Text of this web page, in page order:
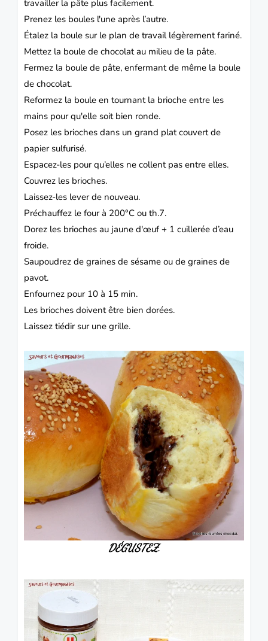
travailler la pâte plus facilement.
Prenez les boules l'une après l’autre.
Étalez la boule sur le plan de travail légèrement fariné.
Mettez la boule de chocolat au milieu de la pâte.
Fermez la boule de pâte, enfermant de même la boule
de chocolat.
Reformez la boule en tournant la brioche entre les
mains pour qu'elle soit bien ronde.
Posez les brioches dans un grand plat couvert de
papier sulfurisé.
Espacez-les pour qu’elles ne collent pas entre elles.
Couvrez les brioches.
Laissez-les lever de nouveau.
Préchauffez le four à 200°C ou th.7.
Dorez les brioches au jaune d'œuf + 1 cuillerée d’eau
froide.
Saupoudrez de graines de sésame ou de graines de
pavot.
Enfournez pour 10 à 15 min.
Les brioches doivent être bien dorées.
Laissez tiédir sur une grille.
DÉGUSTEZ.